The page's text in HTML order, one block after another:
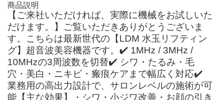
商品説明
【ご来社いただければ、実際に機械をお試しいた
だけます。】ご覧いただきありがとうございま
す。こちらは最新世代の【LDM 水玉リフティン
グ】超音波美容機器です。✔️ 1MHz / 3MHz /
10MHzの3周波数を切替✔️ シワ・たるみ・毛
穴・美白・ニキビ・瘢痕ケアまで幅広く対応✔️
業務用の高出力設計で、サロンレベルの施術が可
能【主な効果】・シワ・小ジワ改善・お顔の引き